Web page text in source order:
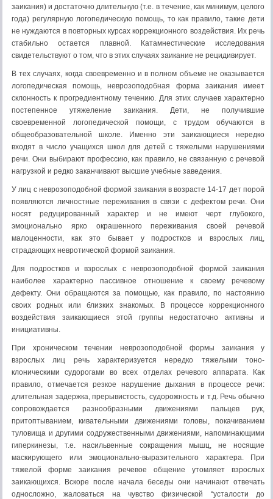
заикания) и достаточно длительную (т.е. в течение, как минимум, целого
года) регулярную логопедическую помощь, то как правило, такие дети
не нуждаются в повторных курсах коррекционного воздействия. Их речь
стабильно остается плавной. Катамнестические исследования
свидетельствуют о том, что в этих случаях заикание не рецидивирует.
В тех случаях, когда своевременно и в полном объеме не оказывается
логопедическая помощь, неврозоподобная форма заикания имеет
склонность к прогредиентному течению. Для этих случаев характерно
постепенное утяжеление заикания. Дети, не получившие
своевременной логопедической помощи, с трудом обучаются в
общеобразовательной школе. Именно эти заикающиеся нередко
входят в число учащихся школ для детей с тяжелыми нарушениями
речи. Они выбирают профессию, как правило, не связанную с речевой
нагрузкой и редко заканчивают высшие учебные заведения.
У лиц с неврозоподобной формой заикания в возрасте 14-17 дет порой
появляются личностные переживания в связи с дефектом речи. Они
носят редуцированный характер и не имеют черт глубокого,
эмоционально ярко окрашенного переживания своей речевой
малоценности, как это бывает у подростков и взрослых лиц,
страдающих невротической формой заикания.
Для подростков и взрослых с неврозоподобной формой заикания
наиболее характерно пассивное отношение к своему речевому
дефекту. Они обращаются за помощью, как правило, по настоянию
своих родных или близких знакомых. В процессе коррекционного
воздействия заикающиеся этой группы недостаточно активны и
инициативны.
При хроническом течении неврозоподобной формы заикания у
взрослых лиц речь характеризуется нередко тяжелыми тоно-
клоническими судорогами во всех отделах речевого аппарата. Как
правило, отмечается резкое нарушение дыхания в процессе речи:
длительная задержка, прерывистость, судорожность и т.д. Речь обычно
сопровождается разнообразными движениями пальцев рук,
притоптыванием, кивательными движениями головы, покачиванием
туловища и другими содружественными движениями, напоминающими
гиперкинезы, т.е. насильвенные сокращения мышц, не носящие
маскирующего или эмоционально-выразительного характера. При
тяжелой форме заикания речевое общение утомляет взрослых
заикающихся. Вскоре после начала беседы они начинают отвечать
односложно, жаловаться на чувство физической “усталости до